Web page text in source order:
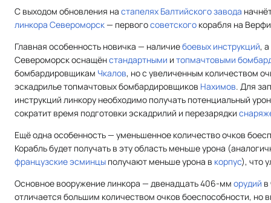
С выходом обновления на стапелях Балтийского завода
линкора Североморск— первогосоветского корабля на
Главная особенность новичка — наличиебоевых инструкций,
Североморск оснащёнстандартными и топмачтовыми
бомбардировщикам Чкалов, но с увеличенным количеством
эскадрилье топмачтовых бомбардировщиков Нахимов. Для
инструкций линкору необходимо получать потенциальный
сократит время подготовки эскадрилий и перезарядки
Ещё одна особенность — уменьшенное количество очков
Корабль будет получать в эту область меньше урона
французскиеэсминцы получают меньше урона в корпус), что
Основное вооружение линкора — двенадцать 406-мм орудий в
отличается большим количеством очков боеспособности, но